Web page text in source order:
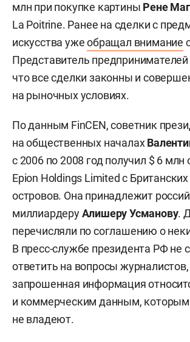
млн при покупке картины Рене
La Poitrine. Ранее на сделки с
искусства ужеобращал внимание
Представитель
что все сделки законны и
на рыночных условиях.
По данным FinCEN, советник
на общественных началах
с 2006 по 2008 год получил $ 6 млн
Epion Holdings Limited с
островов. Она принадлежит
миллиардеруАлишеру Усманову.
перечисляли по соглашению о
В пресс-службе президента РФ не
ответить на вопросы журналистов,
запрошенная информация
и коммерческим данным,
не владеют.